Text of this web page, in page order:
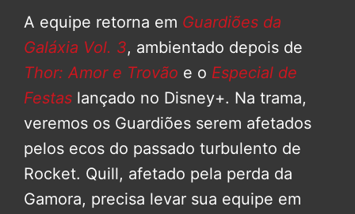
A equipe retorna em Guardiões da
Galáxia Vol. 3, ambientado depois de
Thor: Amor e Trovão e o Especial de
Festas lançado no Disney+. Na trama,
veremos os Guardiões serem afetados
pelos ecos do passado turbulento de
Rocket. Quill, afetado pela perda da
Gamora, precisa levar sua equipe em